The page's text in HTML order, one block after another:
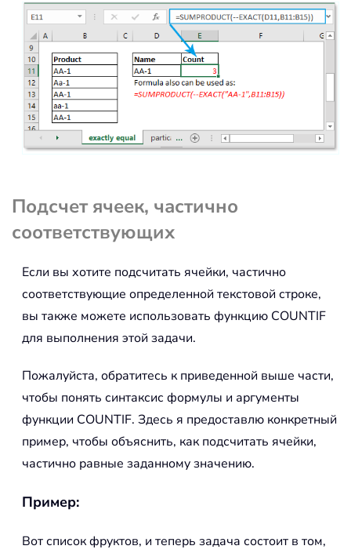
Подсчет ячеек, частично
соответствующих
Если вы хотите подсчитать ячейки, частично
соответствующие определенной текстовой строке,
вы также можете использовать функцию COUNTIF
для выполнения этой задачи.
Пожалуйста, обратитесь к приведенной выше части,
чтобы понять синтаксис формулы и аргументы
функции COUNTIF. Здесь я предоставлю конкретный
пример, чтобы объяснить, как подсчитать ячейки,
частично равные заданному значению.
Пример:
Вот список фруктов, и теперь задача состоит в том,